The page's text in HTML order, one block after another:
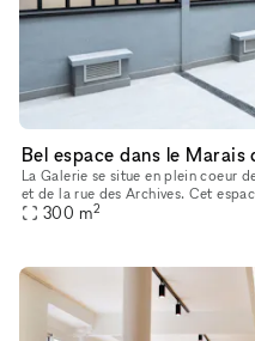
Bel espace dans le Marais
La Galerie se situe en plein coeur
et de la rue des Archives. Cet
en 2022 afin d’acceuillir un nouvel
300 m2